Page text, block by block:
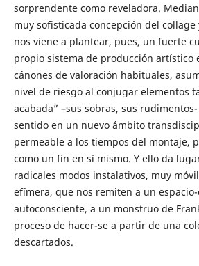
sorprendente como reveladora.
muy sofisticada concepción del
nos viene a plantear, pues, un fuerte
propio sistema de producción artístico
cánones de valoración habituales,
nivel de riesgo al conjugar elementos
acabada” –sus sobras, sus
sentido en un nuevo ámbito
permeable a los tiempos del montaje,
como un fin en sí mismo. Y ello da
radicales modos instalativos, muy
efímera, que nos remiten a un
autoconsciente, a un monstruo de
proceso de hacer-se a partir de una
descartados.